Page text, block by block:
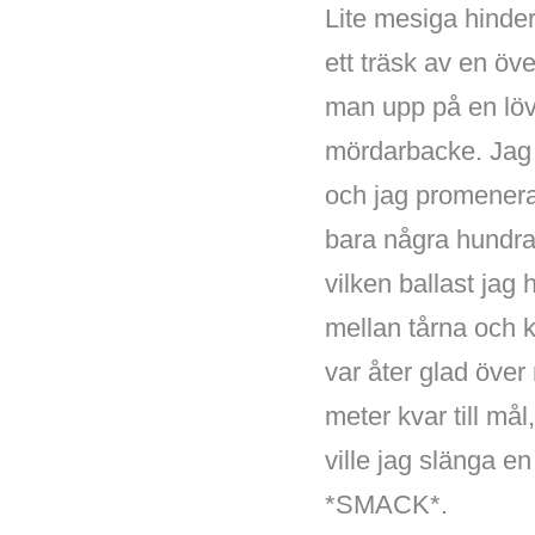
Lite mesiga
ett träsk av en
man upp på en
mördarbacke.
och jag
bara några
vilken ballast jag
mellan tårna och
var åter glad
meter kvar till
ville jag slänga
*SMACK*.